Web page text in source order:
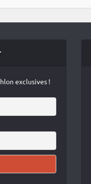
exclusives !